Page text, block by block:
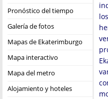
Pronóstico del tiempo
Galería de fotos
Mapas de Ekaterimburgo
Mapa interactivo
Mapa del metro
Alojamiento y hoteles